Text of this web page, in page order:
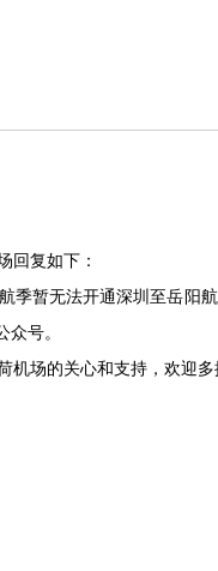
复如下：
暂无法开通深圳至岳阳
众号。
场的关心和支持，欢迎多